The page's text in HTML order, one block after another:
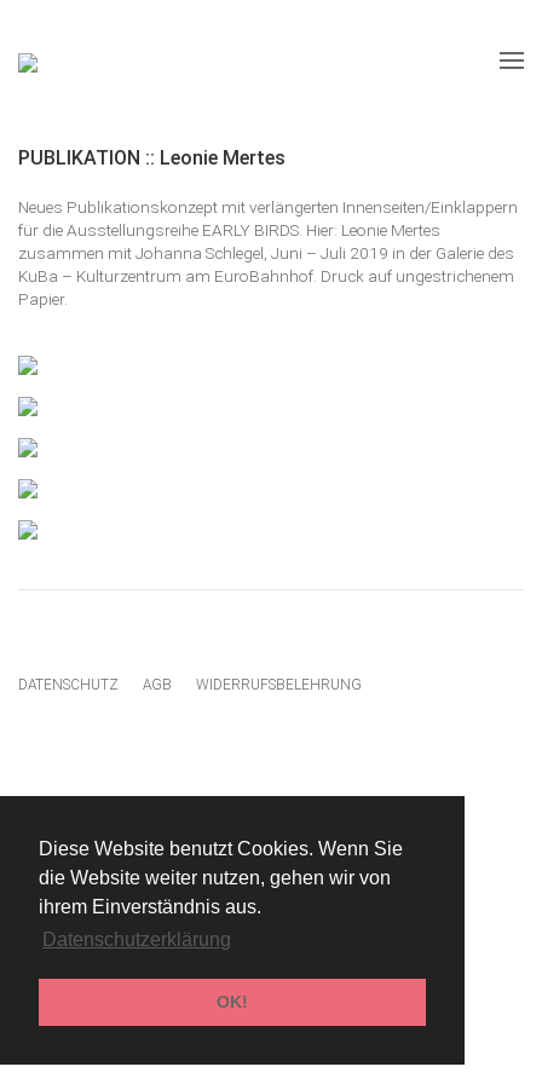
Diese Website benutzt Cookies. Wenn Sie
die Website weiter nutzen, gehen wir von
ihrem Einverständnis aus.
Datenschutzerklärung
OK!
PUBLIKATION :: Leonie Mertes
Neues Publikationskonzept mit verlängerten Innenseiten/Einklappern
für die Ausstellungsreihe EARLY BIRDS. Hier: Leonie Mertes
zusammen mit Johanna Schlegel, Juni – Juli 2019 in der Galerie des
KuBa – Kulturzentrum am EuroBahnhof. Druck auf ungestrichenem
Papier.
DATENSCHUTZ AGB WIDERRUFSBELEHRUNG